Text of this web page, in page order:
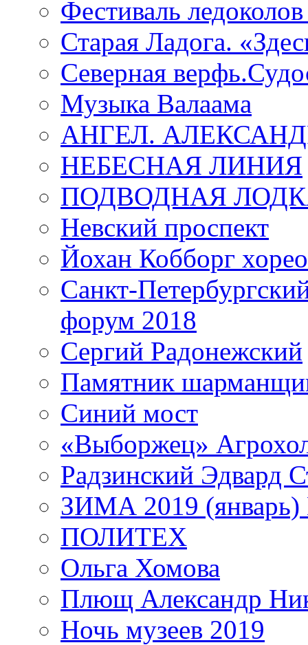
Фестиваль
Старая Ладога.
Северная
Музыка Валаама
АНГЕЛ.
НЕБЕСНАЯ ЛИНИЯ
ПОДВОДНАЯ
Невский проспект
Йохан Кобборг
Санкт-
форум 2018
Сергий Радонежский
Памятник
Синий мост
«Выборжец»
Радзинский Эдвард
ЗИМА 2019 (январь)
ПОЛИТЕХ
Ольга Хомова
Плющ Александр
Ночь музеев 2019